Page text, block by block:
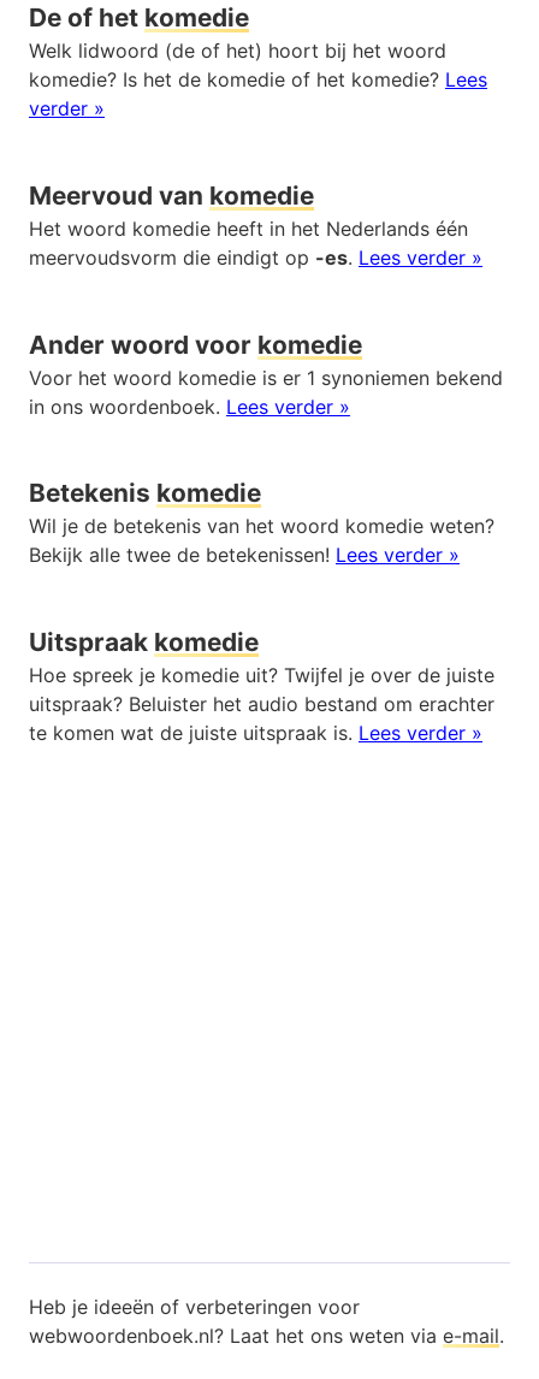
De of het komedie
Welk lidwoord (de of het) hoort bij het woord
komedie? Is het de komedie of het komedie? Lees
verder »
Meervoud van komedie
Het woord komedie heeft in het Nederlands één
meervoudsvorm die eindigt op -es. Lees verder »
Ander woord voor komedie
Voor het woord komedie is er 1 synoniemen bekend
in ons woordenboek. Lees verder »
Betekenis komedie
Wil je de betekenis van het woord komedie weten?
Bekijk alle twee de betekenissen! Lees verder »
Uitspraak komedie
Hoe spreek je komedie uit? Twijfel je over de juiste
uitspraak? Beluister het audio bestand om erachter
te komen wat de juiste uitspraak is. Lees verder »
Heb je ideeën of verbeteringen voor
webwoordenboek.nl? Laat het ons weten via e-mail.